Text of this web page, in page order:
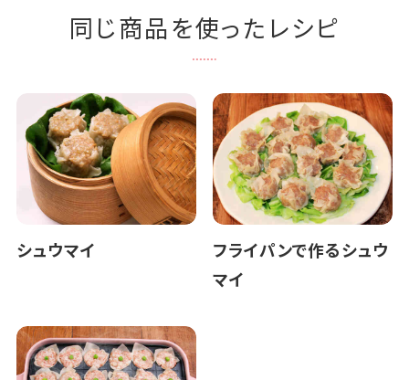
同じ商品を使ったレシピ
シュウマイ
フライパンで作るシュウ
マイ